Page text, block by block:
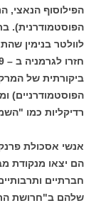
הפילוסוף הנאצי,
הפוסטמודרנית).
לוולטר בנימין
ביקורתית של
הפוסטמודרניים)
רדיקליות כמו
אנשי אסכולת
הם יצאו מנקודת
חברתיים
שלהם ב"חרושת